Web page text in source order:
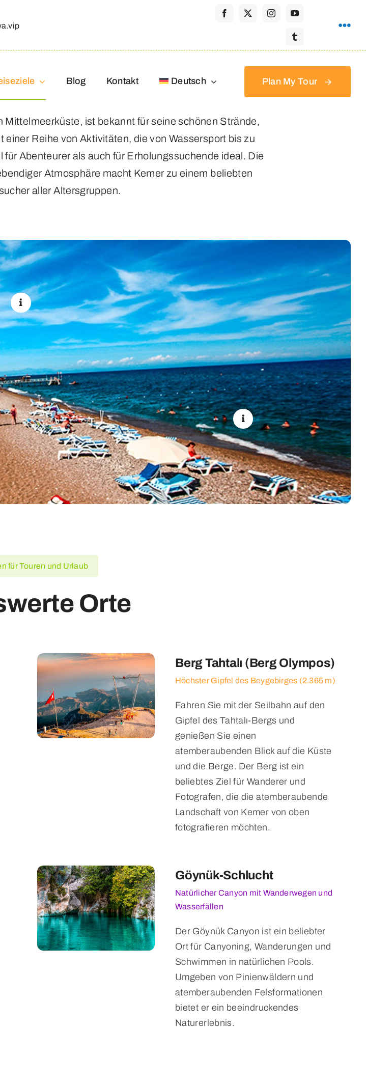
Blog Kontakt Deutsch Plan My Tour
Mittelmeerküste, ist bekannt für seine schönen Strände,
Reihe von Aktivitäten, die von Wassersport bis zu
Abenteurer als auch für Erholungssuchende ideal. Die
Atmosphäre macht Kemer zu einem beliebten
aller Altersgruppen.
für Touren und Urlaub
Orte
Berg Tahtalı (Berg Olympos)
Höchster Gipfel des Beygebirges (2.365 m)
Fahren Sie mit der Seilbahn auf den
Gipfel des Tahtalı-Bergs und
genießen Sie einen
atemberaubenden Blick auf die Küste
und die Berge. Der Berg ist ein
beliebtes Ziel für Wanderer und
Fotografen, die die atemberaubende
Landschaft von Kemer von oben
fotografieren möchten.
Göynük-Schlucht
Natürlicher Canyon mit Wanderwegen und
Wasserfällen
Der Göynük Canyon ist ein beliebter
Ort für Canyoning, Wanderungen und
Schwimmen in natürlichen Pools.
Umgeben von Pinienwäldern und
atemberaubenden Felsformationen
bietet er ein beeindruckendes
Naturerlebnis.